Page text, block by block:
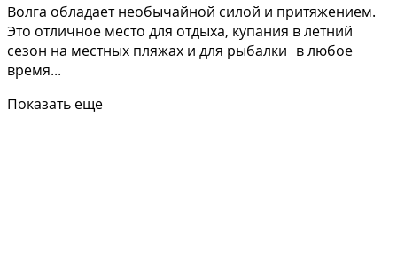
Волга обладает необычайной силой и притяжением.
Это отличное место для отдыха, купания в летний
сезон на местных пляжах и для рыбалки в любое
время...
Показать еще